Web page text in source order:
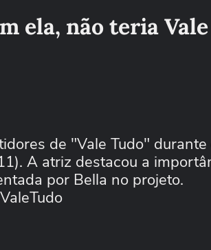
ela, não teria
de "Vale Tudo" durante
A atriz destacou a
por Bella no projeto.